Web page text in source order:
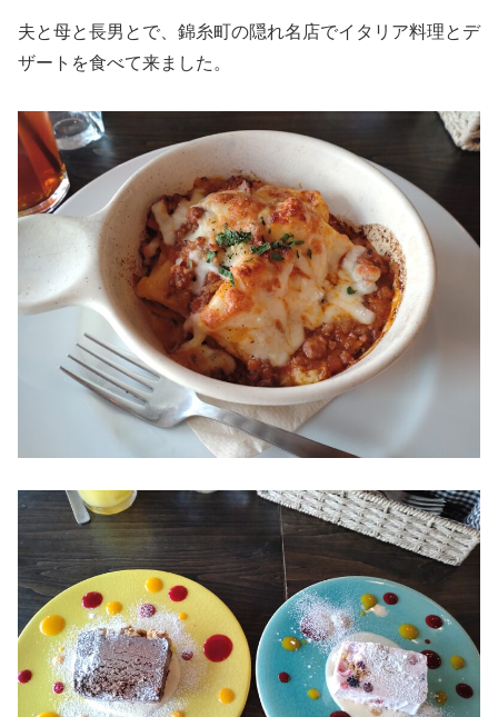
夫と母と長男とで、錦糸町の隠れ名店でイタリア料理とデ
ザートを食べて来ました。